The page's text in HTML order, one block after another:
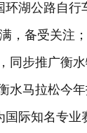
环湖公路自
，备受关注
同步推广衡
水马拉松今
际知名专业